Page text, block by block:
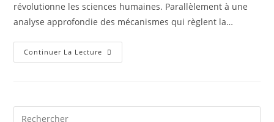
révolutionne les sciences humaines. Parallèlement à une
analyse approfondie des mécanismes qui règlent la…
Continuer La Lecture Des
Choses
Du